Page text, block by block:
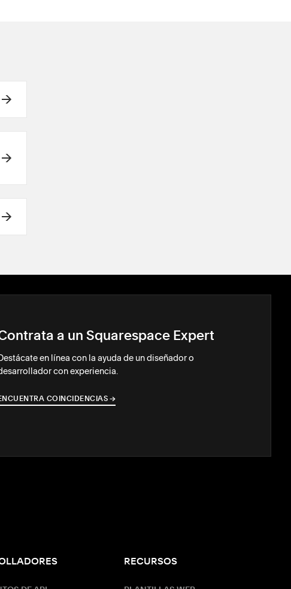
a un Squarespace Expert
en línea con la ayuda de un diseñador o
con experiencia.
COINCIDENCIAS →
→
RECURSOS